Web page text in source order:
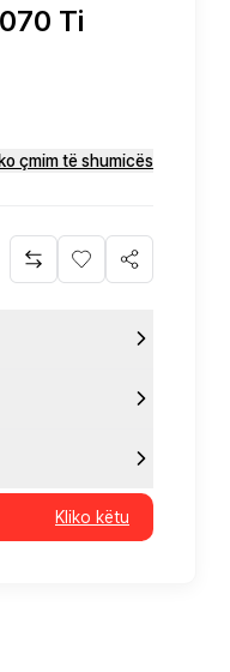
Ti
çmim të shumicës
Kliko këtu